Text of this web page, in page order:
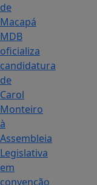
de
Macapá
MDB
oficializa
candidatura
de
Carol
Monteiro
à
Assembleia
Legislativa
em
convenção